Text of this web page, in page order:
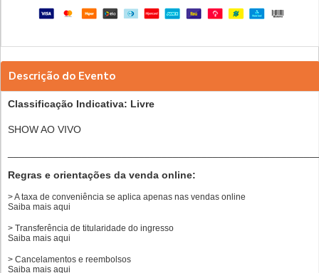
Descrição do Evento
Classificação Indicativa: Livre
SHOW AO VIVO
Regras e orientações da venda online:
> A taxa de conveniência se aplica apenas nas vendas online
Saiba mais aqui
> Transferência de titularidade do ingresso
Saiba mais aqui
> Cancelamentos e reembolsos
Saiba mais aqui